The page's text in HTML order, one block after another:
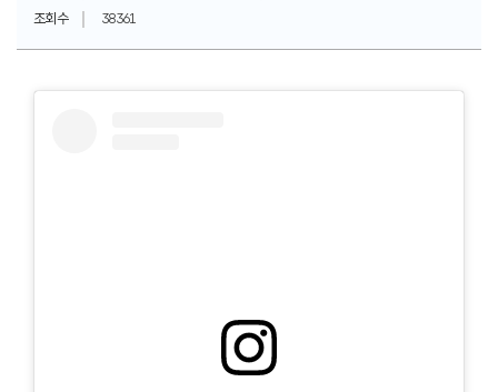
조회수
38361